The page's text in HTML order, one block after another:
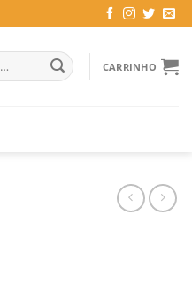
CARRINHO